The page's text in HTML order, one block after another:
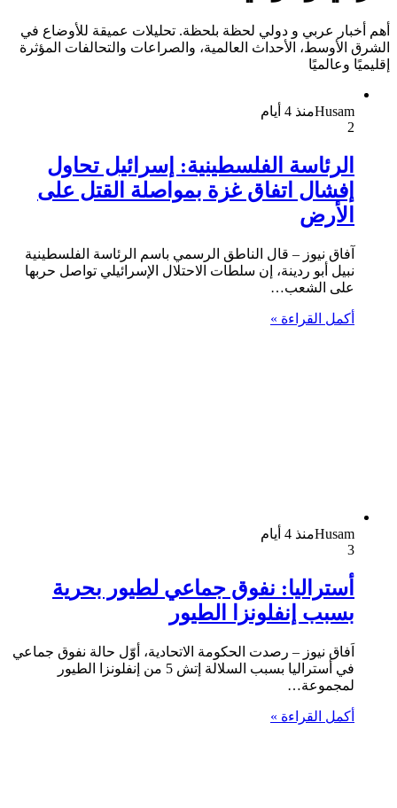
أهم أخبار عربي و دولي لحظة بلحظة. تحليلات عميقة للأوضاع في
الشرق الأوسط، الأحداث العالمية، والصراعات والتحالفات المؤثرة
إقليميًا وعالميًا
Husamمنذ 4 أيام
2
الرئاسة الفلسطينية: إسرائيل تحاول
إفشال اتفاق غزة بمواصلة القتل على
الأرض
آفاق نيوز – قال الناطق الرسمي باسم الرئاسة الفلسطينية
نبيل أبو ردينة، إن سلطات الاحتلال الإسرائيلي تواصل حربها
على الشعب…
أكمل القراءة »
Husamمنذ 4 أيام
3
أستراليا: نفوق جماعي لطيور بحرية
بسبب إنفلونزا الطيور
اَفاق نيوز – رصدت الحكومة الاتحادية، أوّل حالة نفوق جماعي
في أستراليا بسبب السلالة إتش 5 من إنفلونزا الطيور
لمجموعة…
أكمل القراءة »